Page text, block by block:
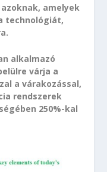
amelyek
technológiát,
alkalmazó
várja a
a várakozással,
rendszerek
250%-kal